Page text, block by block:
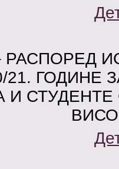
–
21. ГОДИНЕ
И